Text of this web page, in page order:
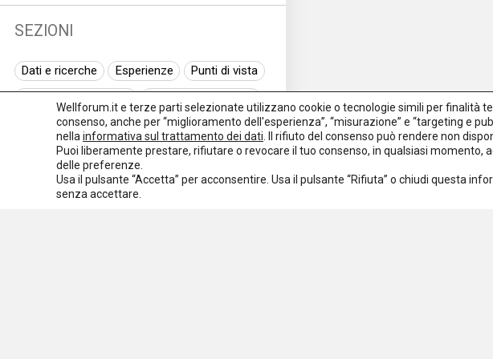
SEZIONI
Dati e ricerche Esperienze
Punti di vista
Normativa europea
Rassegna normativa
I seminari di Welforum
Eventi
Spazio ai promotori
Wellforum.it e terze parti selezionate utilizzano cookie o tecnologie simili per finalità
consenso, anche per “miglioramento dell'esperienza”, “misurazione” e “targeting e
nella informativa sul trattamento dei dati . Il rifiuto del consenso può rendere non
Puoi liberamente prestare, rifiutare o revocare il tuo consenso, in qualsiasi momento,
delle preferenze.
Usa il pulsante “Accetta” per acconsentire. Usa il pulsante “Rifiuta” o chiudi questa
senza accettare.